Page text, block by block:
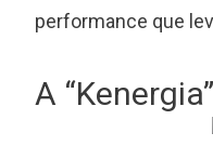
performance que
A